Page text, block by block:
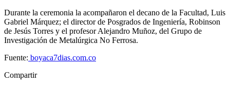
Durante la ceremonia la acompañaron el decano de la Facultad, Luis
Gabriel Márquez; el director de Posgrados de Ingeniería, Robinson
de Jesús Torres y el profesor Alejandro Muñoz, del Grupo de
Investigación de Metalúrgica No Ferrosa.
Fuente: boyaca7dias.com.co
Compartir